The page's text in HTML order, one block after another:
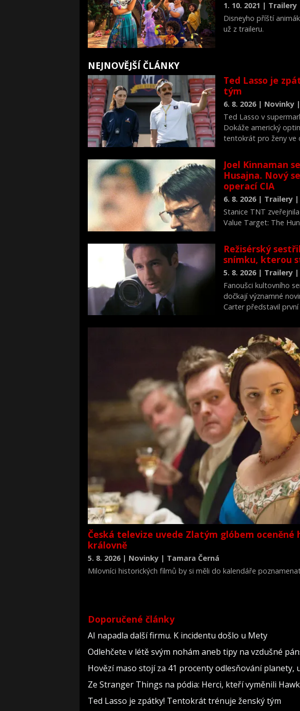
1. 10. 2021 |
Disneyho příští
už z traileru.
NEJNOVĚJŠÍ ČLÁNKY
Ted Lasso je
tým
6. 8. 2026 | Novinky
Ted Lasso v
Dokáže americký
tentokrát pro ženy ve
Joel Kinnaman
Husajna. Nový
operací CIA
6. 8. 2026 | Trailery
Stanice TNT
Value Target: The
Režisérský
snímku, kterou
5. 8. 2026 | Trailery
Fanoušci kultovního
dočkají významné
Carter představil
Česká televize uvede Zlatým glóbem
královně
5. 8. 2026 | Novinky | Tamara Černá
Milovníci historických filmů by si měli do kalendáře
Doporučené články
AI napadla další firmu. K incidentu došlo u Mety
Odlehčete v létě svým nohám aneb tipy na vzdušné
Hovězí maso stojí za 41 procenty odlesňování planety,
Ze Stranger Things na pódia: Herci, kteří vyměnili
Ted Lasso je zpátky! Tentokrát trénuje ženský tým